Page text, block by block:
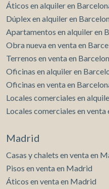
Áticos en alquiler en
Dúplex en alquiler en
Apartamentos en alquiler en
Obra nueva en venta en
Terrenos en venta en
Oficinas en alquiler en
Oficinas en venta en
Locales comerciales en
Locales comerciales en venta
Madrid
Casas y chalets en venta en
Pisos en venta en Madrid
Áticos en venta en Madrid